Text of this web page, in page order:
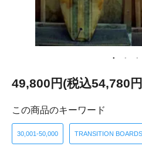
49,800円(税込54,780
この商品のキーワード
30,001-50,000 TRANSITION BOARDS